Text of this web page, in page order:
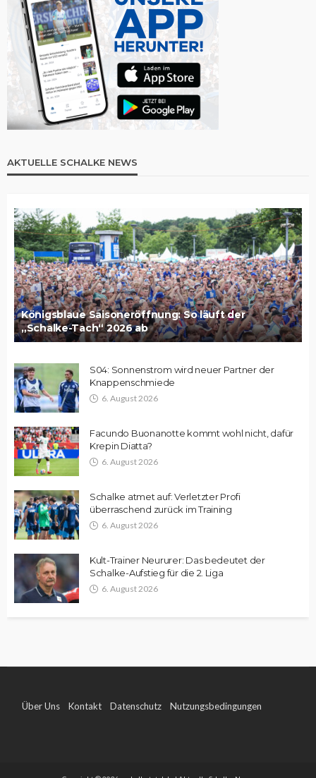
AKTUELLE SCHALKE NEWS
Königsblaue Saisoneröffnung: So läuft der
„Schalke-Tach“ 2026 ab
S04: Sonnenstrom wird neuer Partner der
Knappenschmiede
6. August 2026
Facundo Buonanotte kommt wohl nicht, dafür
Krepin Diatta?
6. August 2026
Schalke atmet auf: Verletzter Profi
überraschend zurück im Training
6. August 2026
Kult-Trainer Neururer: Das bedeutet der
Schalke-Aufstieg für die 2. Liga
6. August 2026
Über Uns Kontakt Datenschutz Nutzungsbedingungen